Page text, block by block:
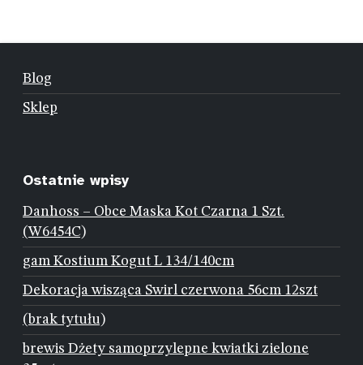
Blog
Sklep
Ostatnie wpisy
Danhoss – Obce Maska Kot Czarna 1 Szt.
(W6454C)
gam Kostium Kogut L 134/140cm
Dekoracja wisząca Swirl czerwona 56cm 12szt
(brak tytułu)
brewis Dżety samoprzylepne kwiatki zielone